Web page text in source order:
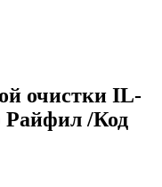
очистки IL-
Райфил /Код